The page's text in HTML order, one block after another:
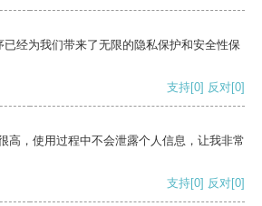
经为我们带来了无限的隐私保护和安全性保
支持[0] 反对[0]
高，使用过程中不会泄露个人信息，让我非常
支持[0] 反对[0]